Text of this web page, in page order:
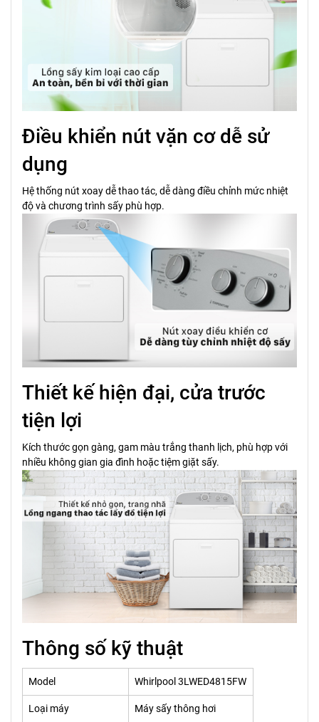
Điều khiển nút vặn cơ dễ sử
dụng
Hệ thống nút xoay dễ thao tác, dễ dàng điều chỉnh mức nhiệt
độ và chương trình sấy phù hợp.
Thiết kế hiện đại, cửa trước
tiện lợi
Kích thước gọn gàng, gam màu trắng thanh lịch, phù hợp với
nhiều không gian gia đình hoặc tiệm giặt sấy.
Thông số kỹ thuật
Model Whirlpool 3LWED4815FW
Loại máy Máy sấy thông hơi